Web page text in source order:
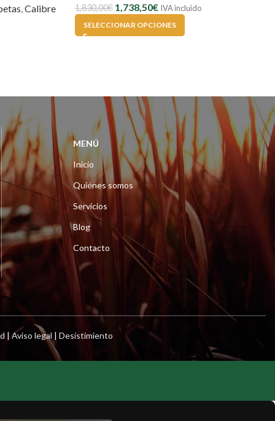
Calibre 1,830,00€ 1,738,50€ IVA incluido
SELECCIONAR OPCIONES
MENÚ
Inicio
Quiénes somos
Servicios
Blog
Contacto
|Aviso legal Desistimiento